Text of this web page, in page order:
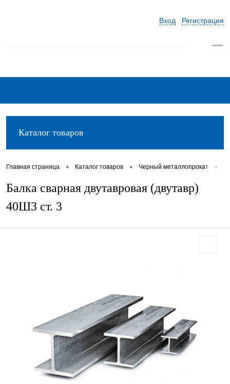
Вход Регистрация
Каталог товаров
Главная страница • Каталог товаров • Черный металлопрокат •
Балка сварная двутавровая (двутавр)
40Ш3 ст. 3